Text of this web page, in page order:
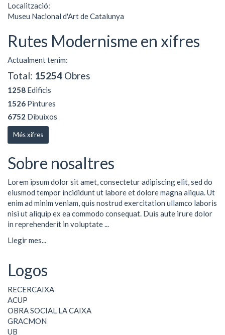
Localització:
Museu Nacional d'Art de Catalunya
Rutes Modernisme en xifres
Actualment tenim:
Total: 15254 Obres
1258 Edificis
1526 Pintures
6752 Dibuixos
Més xifres
Sobre nosaltres
Lorem ipsum dolor sit amet, consectetur adipiscing elit, sed do
eiusmod tempor incididunt ut labore et dolore magna aliqua. Ut
enim ad minim veniam, quis nostrud exercitation ullamco laboris
nisi ut aliquip ex ea commodo consequat. Duis aute irure dolor
in reprehenderit in voluptate ...
Llegir mes...
Logos
RECERCAIXA
ACUP
OBRA SOCIAL LA CAIXA
GRACMON
UB